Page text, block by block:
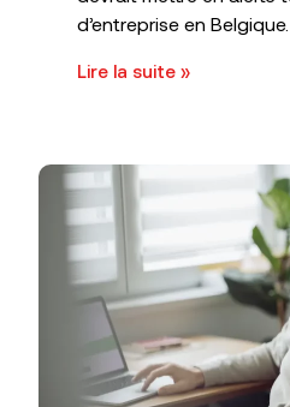
d’entreprise en Belgique.
Lire la suite »